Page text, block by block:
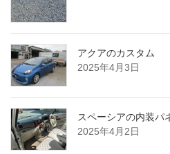
アクアのカスタム
2025年4月3日
スペーシアの内装パ
2025年4月2日